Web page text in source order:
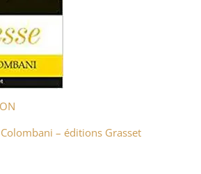
Colombani – éditions Grasset